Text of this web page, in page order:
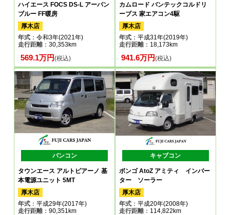
ハイエース FOCS DS-L アーバン
ブルー FF暖房
厚木店
年式 ：令和3年(2021年)
走行距離：30,353km
569.1万円(税込)
カムロード バンテックコルドリ
ーブス 家エアコン4駆
厚木店
年式：平成31年(2019年)
走行距離：18,173km
941.6万円(税込)
バンコン
タウンエース アルトピアーノ 基
本電源ユニット 5MT
厚木店
年式 ：平成29年(2017年)
走行距離：90,351km
キャブコン
ボンゴ AtoZ アミティ インバー
ター ソーラー
厚木店
年式：平成20年(2008年)
走行距離：114,822km